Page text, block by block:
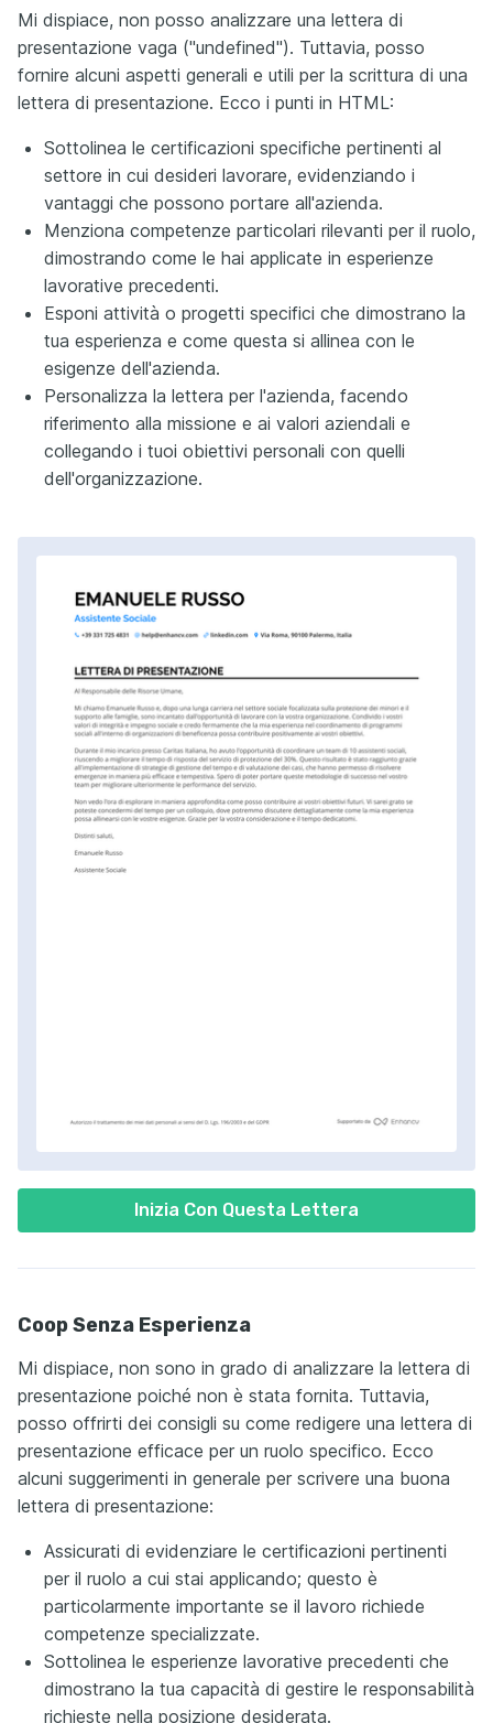
Inizia Con Questa Lettera
Mi dispiace, non posso analizzare una lettera di
presentazione vaga ("undefined"). Tuttavia, posso
fornire alcuni aspetti generali e utili per la scrittura di una
lettera di presentazione. Ecco i punti in HTML:
Sottolinea le certificazioni specifiche pertinenti al
settore in cui desideri lavorare, evidenziando i
vantaggi che possono portare all'azienda.
Menziona competenze particolari rilevanti per il ruolo,
dimostrando come le hai applicate in esperienze
lavorative precedenti.
Esponi attività o progetti specifici che dimostrano la
tua esperienza e come questa si allinea con le
esigenze dell'azienda.
Personalizza la lettera per l'azienda, facendo
riferimento alla missione e ai valori aziendali e
collegando i tuoi obiettivi personali con quelli
dell'organizzazione.
Coop Senza Esperienza
Mi dispiace, non sono in grado di analizzare la lettera di
presentazione poiché non è stata fornita. Tuttavia,
posso offrirti dei consigli su come redigere una lettera di
presentazione efficace per un ruolo specifico. Ecco
alcuni suggerimenti in generale per scrivere una buona
lettera di presentazione:
Assicurati di evidenziare le certificazioni pertinenti
per il ruolo a cui stai applicando; questo è
particolarmente importante se il lavoro richiede
competenze specializzate.
Sottolinea le esperienze lavorative precedenti che
dimostrano la tua capacità di gestire le responsabilità
richieste nella posizione desiderata.